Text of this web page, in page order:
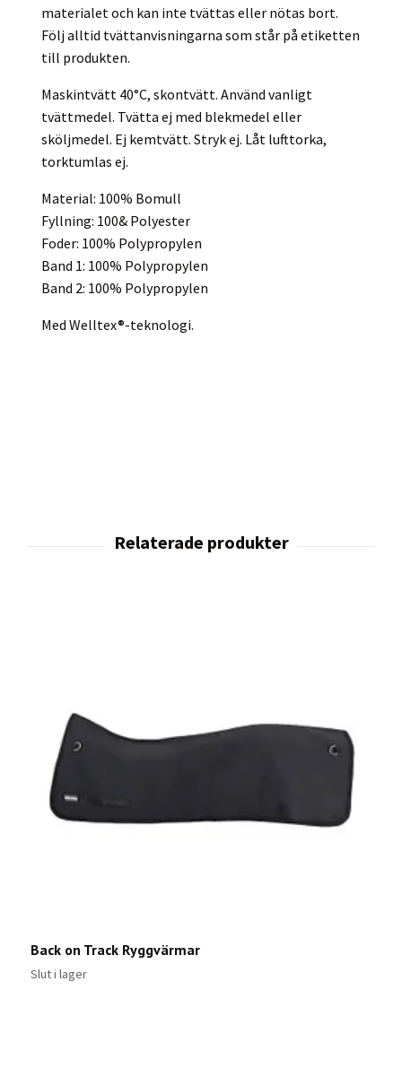
materialet och kan inte tvättas eller nötas bort.
Följ alltid tvättanvisningarna som står på etiketten
till produkten.
Maskintvätt 40°C, skontvätt. Använd vanligt
tvättmedel. Tvätta ej med blekmedel eller
sköljmedel. Ej kemtvätt. Stryk ej. Låt lufttorka,
torktumlas ej.
Material: 100% Bomull
Fyllning: 100& Polyester
Foder: 100% Polypropylen
Band 1: 100% Polypropylen
Band 2: 100% Polypropylen
Med Welltex®-teknologi.
Back on Track Ryggvärmar
Slut i lager